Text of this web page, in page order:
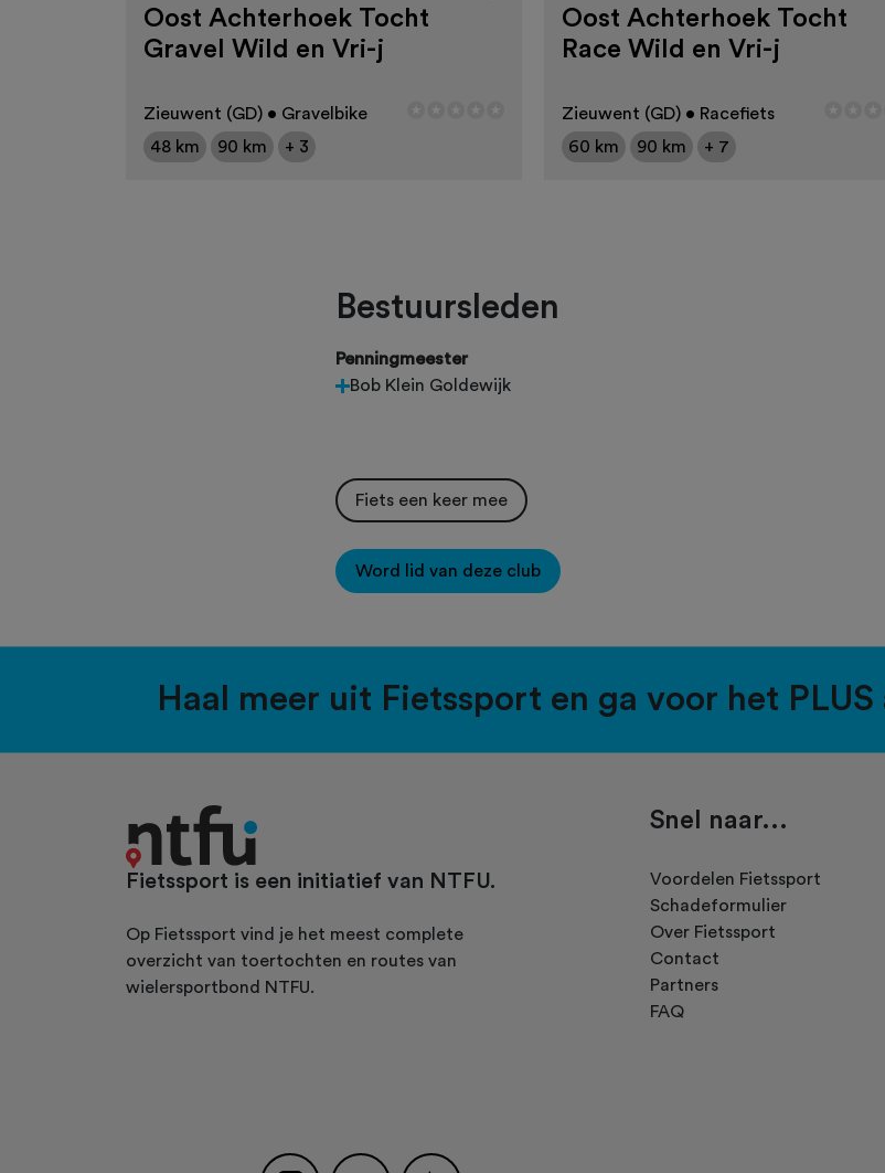
Oost Achterhoek Tocht
Gravel Wild en Vri-j
Zieuwent (GD) • Gravelbike
48 km
90 km + 3
Oost Achterhoek Tocht
Race Wild en Vri-j
Zieuwent (GD) • Racefiets
60 km
90 km + 7
Bestuursleden
Penningmeester
Bob Klein Goldewijk
Fiets een keer mee
Word lid van deze club
Haal meer uit Fietssport en ga voor het
Fietssport is een initiatief van NTFU.
Op Fietssport vind je het meest complete
overzicht van toertochten en routes van
wielersportbond NTFU.
Snel naar...
Voordelen Fietssport
Schadeformulier
Over Fietssport
Contact
Partners
FAQ